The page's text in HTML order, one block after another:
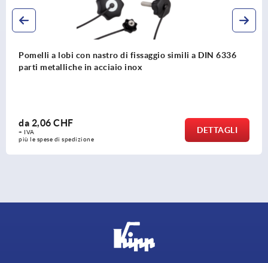
Pomelli a quattro lobi piatti
da
più le spese di spedizione